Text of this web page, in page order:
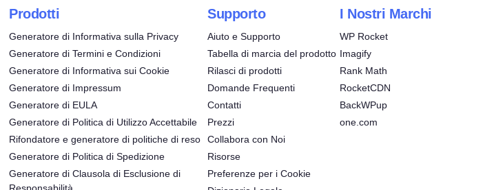
Prodotti
Generatore di Informativa sulla Privacy
Generatore di Termini e Condizioni
Generatore di Informativa sui Cookie
Generatore di Impressum
Generatore di EULA
Generatore di Politica di Utilizzo Accettabile
Rifondatore e generatore di politiche di reso
Generatore di Politica di Spedizione
Generatore di Clausola di Esclusione di
Supporto
Aiuto e Supporto
Tabella di marcia del prodotto
Rilasci di prodotti
Domande Frequenti
Contatti
Prezzi
Collabora con Noi
Risorse
Preferenze per i Cookie
I Nostri Marchi
WP Rocket
Imagify
Rank Math
RocketCDN
BackWPup
one.com